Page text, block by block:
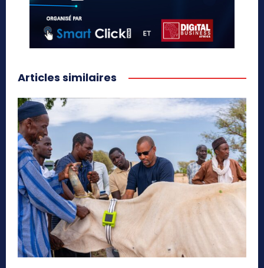
Articles similaires